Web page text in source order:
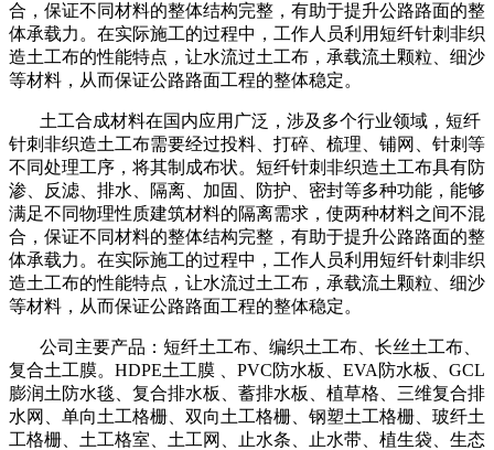
合，保证不同材料的整体结构完整，有助于提升公路路面的整
体承载力。在实际施工的过程中，工作人员利用短纤针刺非织
造土工布的性能特点，让水流过土工布，承载流土颗粒、细沙
等材料，从而保证公路路面工程的整体稳定。
土工合成材料在国内应用广泛，涉及多个行业领域，短纤
针刺非织造土工布需要经过投料、打碎、梳理、铺网、针刺等
不同处理工序，将其制成布状。短纤针刺非织造土工布具有防
渗、反滤、排水、隔离、加固、防护、密封等多种功能，能够
满足不同物理性质建筑材料的隔离需求，使两种材料之间不混
合，保证不同材料的整体结构完整，有助于提升公路路面的整
体承载力。在实际施工的过程中，工作人员利用短纤针刺非织
造土工布的性能特点，让水流过土工布，承载流土颗粒、细沙
等材料，从而保证公路路面工程的整体稳定。
公司主要产品：短纤土工布、编织土工布、长丝土工布、
复合土工膜。 HDPE土工膜 、 PVC防水板、 EVA 防水板、 GCL
膨润土防水毯、复合排水板、蓄排水板、植草格、三维复合排
水网、单向土工格栅、双向土工格栅、钢塑土工格栅、玻纤土
工格栅、土工格室、土工网、止水条、止水带、植生袋、生态